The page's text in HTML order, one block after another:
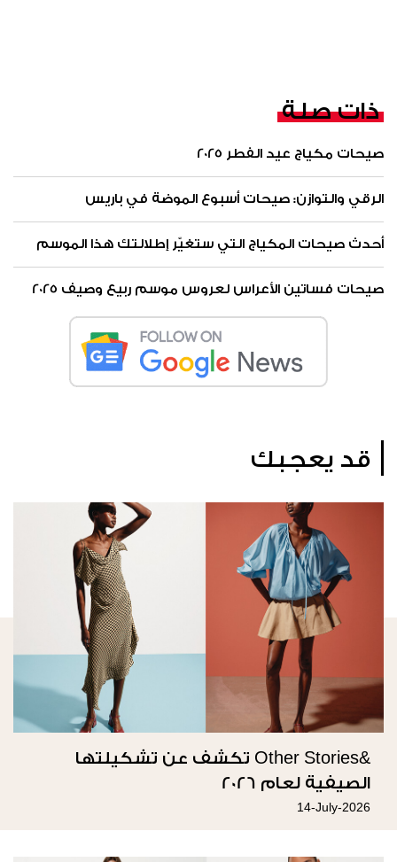
ذات صلة
صيحات مكياج عيد الفطر 2025
الرقي والتوازن: صيحات أسبوع الموضة في باريس
أحدث صيحات المكياج التي ستغيّر إطلالتك هذا الموسم
صيحات فساتين الأعراس لعروس موسم ربيع وصيف 2025
قد يعجبك
&Other Stories تكشف عن تشكيلتها
الصيفية لعام 2026
14-July-2026